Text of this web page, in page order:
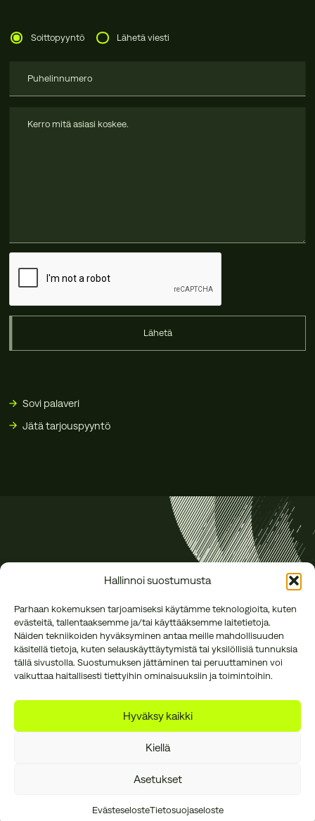
Hallinnoi suostumusta
Parhaan kokemuksen tarjoamiseksi käytämme teknologioita, kuten
evästeitä, tallentaaksemme ja/tai käyttääksemme laitetietoja.
Näiden tekniikoiden hyväksyminen antaa meille mahdollisuuden
käsitellä tietoja, kuten selauskäyttäytymistä tai yksilöllisiä tunnuksia
tällä sivustolla. Suostumuksen jättäminen tai peruuttaminen voi
vaikuttaa haitallisesti tiettyihin ominaisuuksiin ja toimintoihin.
Hyväksy kaikki
Kiellä
Asetukset
EvästeselosteTietosuojaseloste
Soittopyyntö Lähetä viesti
Lähetä
Sovi palaveri
Jätä tarjouspyyntö
Annankatu 16 B 27
office@reson.fi